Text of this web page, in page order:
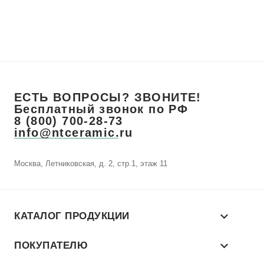
ЕСТЬ ВОПРОСЫ? ЗВОНИТЕ!
Бесплатный звонок по РФ
8 (800) 700-28-73
info@ntceramic.ru
Москва, Летниковская, д. 2, стр.1, этаж 11
КАТАЛОГ ПРОДУКЦИИ
ПОКУПАТЕЛЮ